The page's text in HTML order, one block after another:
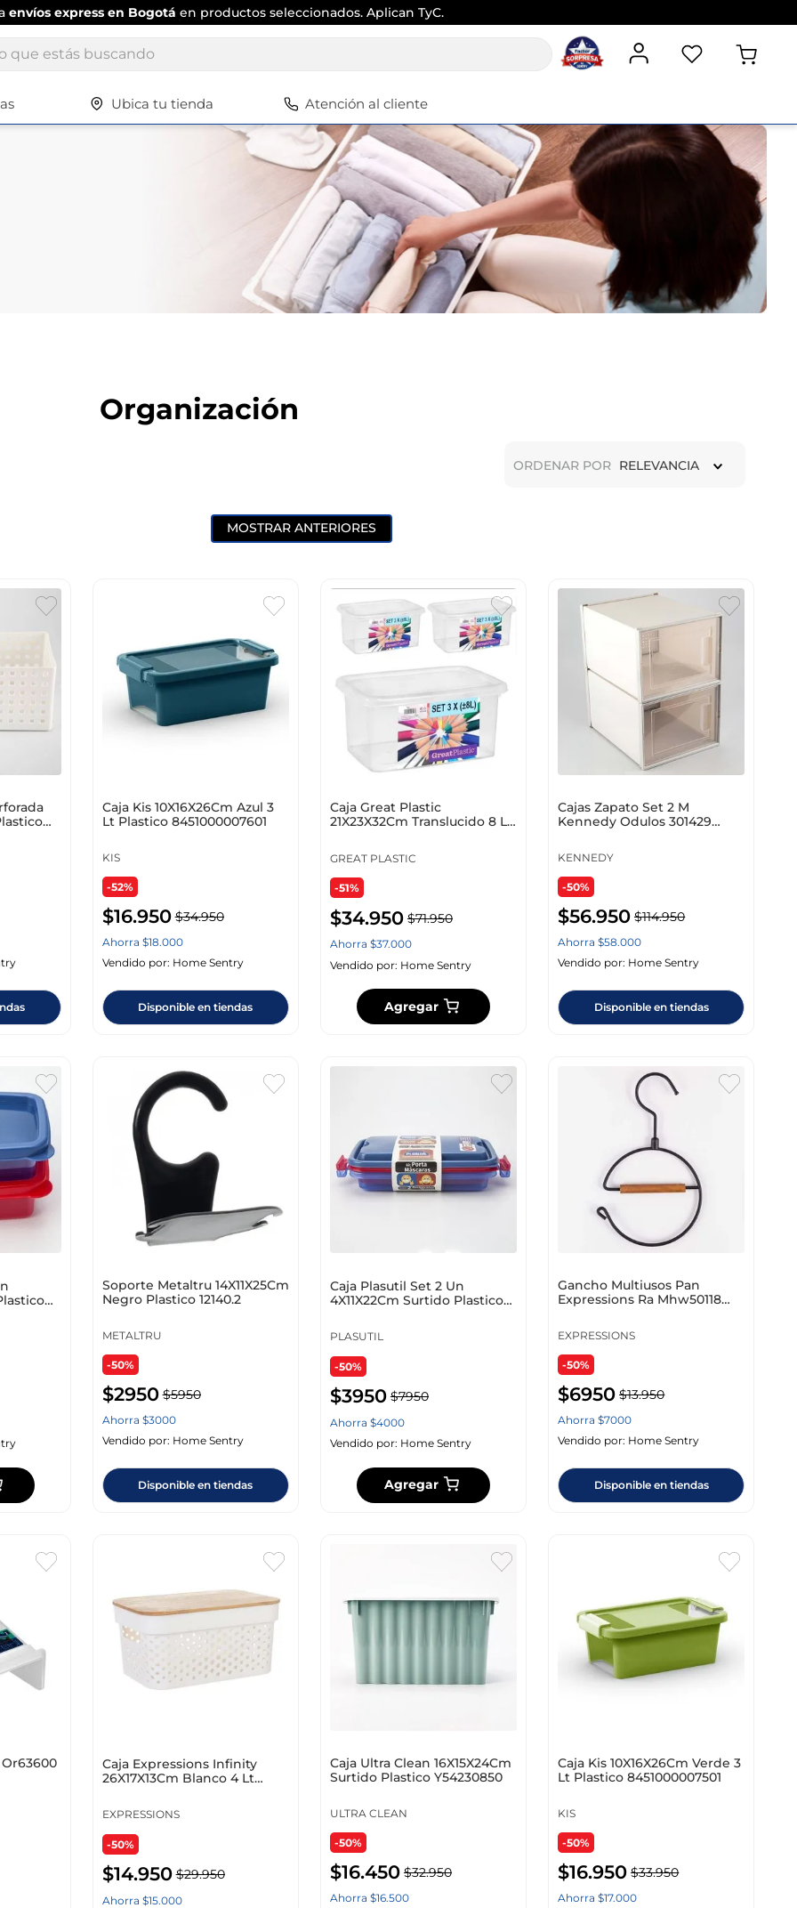
tradicional gratispor comprassuperiores a $120.000. Aplican TyC
estás buscando
Ubica tu tienda Atención al cliente
Organización
ORDENAR POR RELEVANCIA
MOSTRAR ANTERIORES
Caja Kis 10X16X26Cm Azul 3
Lt Plastico 8451000007601
KIS
-52%
$16.950 $34.950
Ahorra $18.000
Vendido por: Home Sentry
Disponible en tiendas
Caja Great Plastic
21X23X32Cm Translucido 8 Lt
GREAT PLASTIC
-51%
$34.950 $71.950
Ahorra $37.000
Vendido por: Home Sentry
Agregar
Cajas Zapato Set 2 M
Kennedy Odulos 301429
KENNEDY
-50%
$56.950 $114.950
Ahorra$58.000
Vendido por: Home Sentry
Disponible en tiendas
Soporte Metaltru 14X11X25Cm
Negro Plastico 12140.2
METALTRU
-50%
$2950 $5950
Ahorra $3000
Vendido por: Home Sentry
Disponible en tiendas
Caja Plasutil Set 2 Un
4X11X22Cm Surtido Plastico
PLASUTIL
-50%
$3950 $7950
Ahorra $4000
Vendido por: Home Sentry
Agregar
Gancho Multiusos Pan
Expressions Ra Mhw50118
EXPRESSIONS
-50%
$6950 $13.950
Ahorra$7000
Vendido por: Home Sentry
Disponible en tiendas
Caja Expressions Infinity
26X17X13Cm Blanco 4 Lt
EXPRESSIONS
-50%
$14.950 $29.950
Ahorra $15.000
Caja Ultra Clean 16X15X24Cm
Surtido Plastico Y54230850
ULTRA CLEAN
-50%
$16.450 $32.950
Ahorra $16.500
Caja Kis 10X16X26Cm Verde 3
Lt Plastico 8451000007501
KIS
-50%
$16.950 $33.950
Ahorra$17.000
Términos más buscados
cuadros